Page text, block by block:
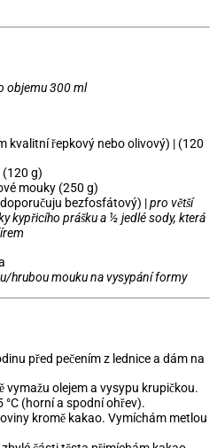
objemu 300 ml
kvalitní řepkový nebo olivový) | (120
g)
mouky (250 g)
bezfosfátový) |pro větší
kypřicího prášku a ½ jedlé sody, která
hrubou mouku na vysypání formy
před pečením z lednice a dám na
vymažu olejem a vysypu krupičkou.
(horní a spodní ohřev).
kromě kakao. Vymíchám metlou